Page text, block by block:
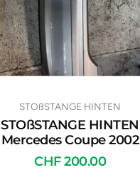
STOßSTANGE HINTEN
STOßSTANGE HINTEN
Mercedes Coupe 2002
CHF200.00